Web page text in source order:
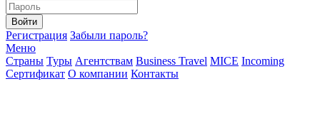
Войти
Регистрация Забыли пароль?
Меню
Страны Туры Агентствам Business Travel MICE Incoming
Сертификат О компании Контакты